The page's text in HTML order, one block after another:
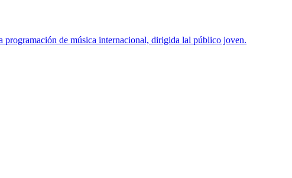
programación de música internacional, dirigida lal público joven.